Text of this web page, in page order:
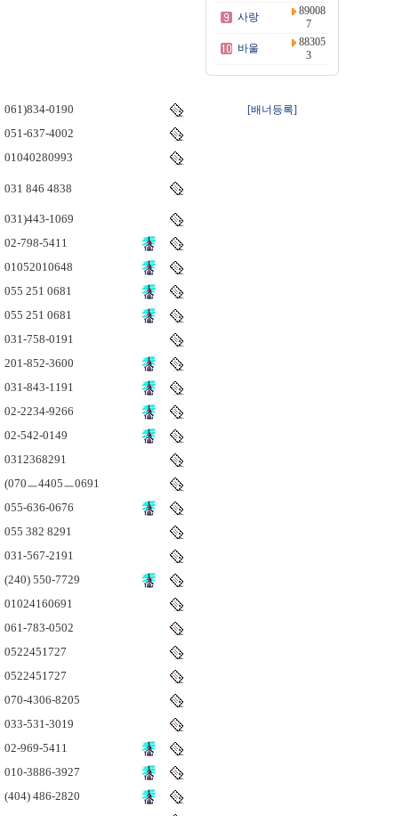
061)834-0190
051-637-4002
01040280993
031 846 4838
031)443-1069
02-798-5411
01052010648
055 251 0681
055 251 0681
031-758-0191
201-852-3600
031-843-1191
02-2234-9266
02-542-0149
0312368291
(070ㅡ4405ㅡ0691
055-636-0676
055 382 8291
031-567-2191
(240) 550-7729
01024160691
061-783-0502
0522451727
0522451727
070-4306-8205
033-531-3019
02-969-5411
010-3886-3927
(404) 486-2820
사랑
89008
7
바울
88305
3
[배너등록]